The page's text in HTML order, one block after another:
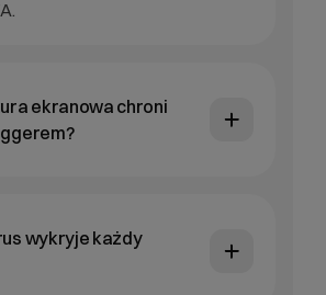
ekranowa chroni
wykryje każdy